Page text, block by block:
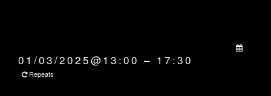
01/03/2025@13:00 – 17:30
Repeats